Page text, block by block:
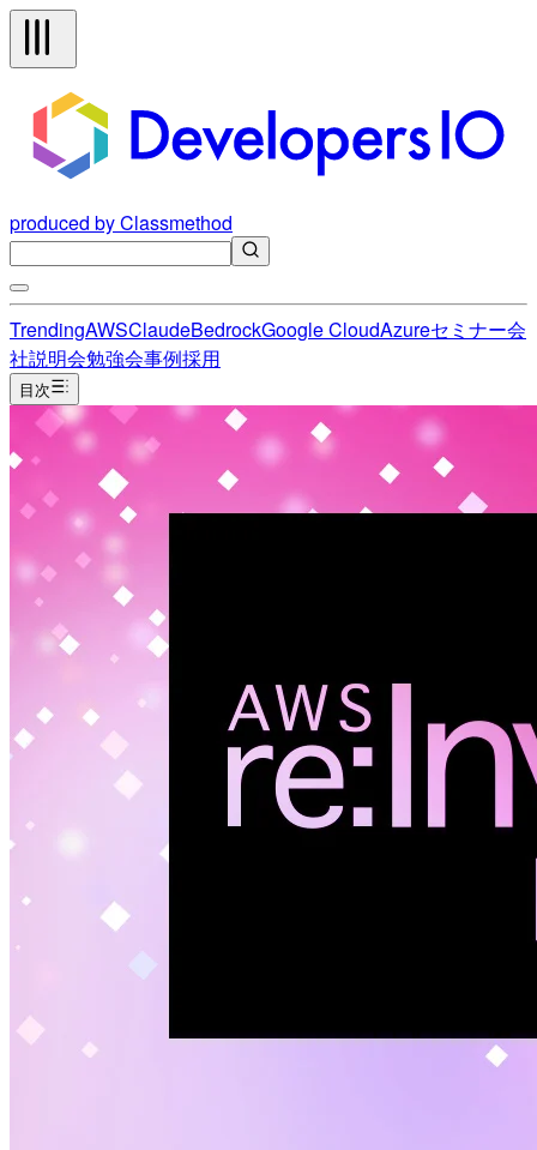
produced by Classmethod
TrendingAWSClaudeBedrockGoogle CloudAzureセミナー会
社説明会勉強会事例採用
目次